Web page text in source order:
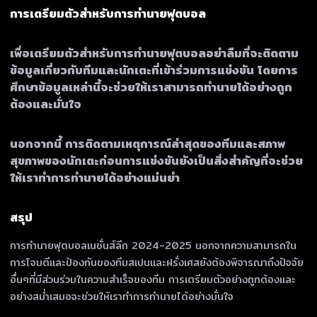
การเตรียมตัวสำหรับการทำนายฟุตบอล
เพื่อเตรียมตัวสำหรับการทำนายฟุตบอลอย่าลืมที่จะติดตาม
ข้อมูลเกี่ยวกับทีมและนักเตะที่เข้าร่วมการแข่งขัน โดยการ
ศึกษาข้อมูลเหล่านี้จะช่วยให้เราสามารถทำนายได้อย่างถูก
ต้องและมั่นใจ
นอกจากนี้ การติดตามเหตุการณ์ล่าสุดของทีมและสภาพ
สุขภาพของนักเตะก่อนการแข่งขันยังเป็นสิ่งสำคัญที่จะช่วย
ให้เราทำการทำนายได้อย่างแม่นยำ
สรุป
การทำนายฟุตบอลเนชั่นส์ลีก 2024-2025 นอกจากความสามารถใน
การโจมตีและป้องกันของทีมสเปนและฝรั่งเศสยังต้องพิจารณาถึงปัจจัย
อื่นๆที่มีส่วนร่วมในความสำเร็จของทีม การเตรียมตัวอย่างถูกต้องและ
อย่างสม่ำเสมอจะช่วยให้เราทำการทำนายได้อย่างมั่นใจ